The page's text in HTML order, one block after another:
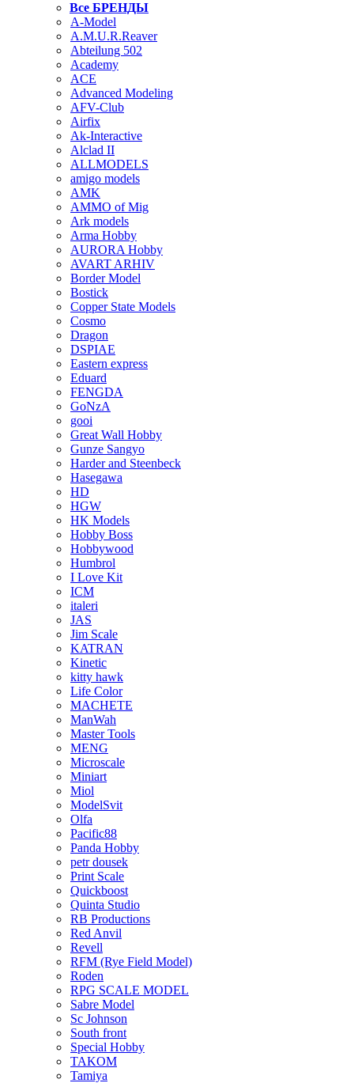
Все БРЕНДЫ
A-Model
A.M.U.R.Reaver
Abteilung 502
Academy
ACE
Advanced Modeling
AFV-Club
Airfix
Ak-Interactive
Alclad II
ALLMODELS
amigo models
AMK
AMMO of Mig
Ark models
Arma Hobby
AURORA Hobby
AVART ARHIV
Border Model
Bostick
Copper State Models
Cosmo
Dragon
DSPIAE
Eastern express
Eduard
FENGDA
GoNzA
gooi
Great Wall Hobby
Gunze Sangyo
Harder and Steenbeck
Hasegawa
HD
HGW
HK Models
Hobby Boss
Hobbywood
Humbrol
I Love Kit
ICM
italeri
JAS
Jim Scale
KATRAN
Kinetic
kitty hawk
Life Color
MACHETE
ManWah
Master Tools
MENG
Microscale
Miniart
Miol
ModelSvit
Olfa
Pacific88
Panda Hobby
petr dousek
Print Scale
Quickboost
Quinta Studio
RB Productions
Red Anvil
Revell
RFM (Rye Field Model)
Roden
RPG SCALE MODEL
Sabre Model
Sc Johnson
South front
Special Hobby
TAKOM
Tamiya